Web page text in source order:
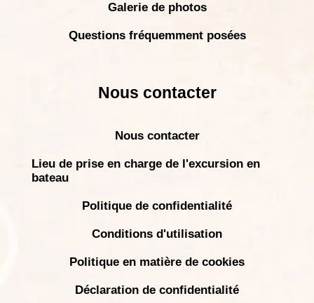
Galerie de photos
Questions fréquemment posées
Nous contacter
Nous contacter
Lieu de prise en charge de l'excursion en
bateau
Politique de confidentialité
Conditions d'utilisation
Politique en matière de cookies
Déclaration de confidentialité